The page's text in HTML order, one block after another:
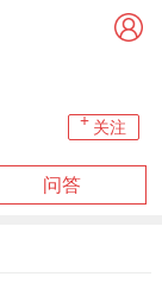
+ 关注
问答